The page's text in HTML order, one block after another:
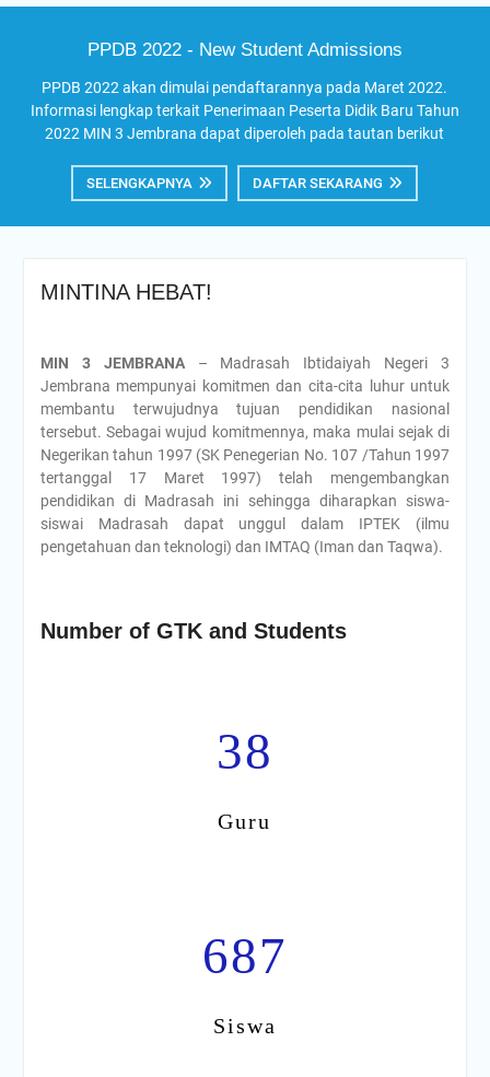
PPDB 2022 - New Student Admissions
PPDB 2022 akan dimulai pendaftarannya pada Maret 2022.
Informasi lengkap terkait Penerimaan Peserta Didik Baru Tahun
2022 MIN 3 Jembrana dapat diperoleh pada tautan berikut
SELENGKAPNYA DAFTAR SEKARANG
MINTINA HEBAT!
MIN 3 JEMBRANA– Madrasah Ibtidaiyah Negeri 3
Jembrana mempunyai komitmen dan cita-cita luhur untuk
membantu terwujudnya tujuan pendidikan nasional
tersebut. Sebagai wujud komitmennya, maka mulai sejak di
Negerikan tahun 1997 (SK Penegerian No. 107 /Tahun 1997
tertanggal 17 Maret 1997) telah mengembangkan
pendidikan di Madrasah ini sehingga diharapkan siswa-
siswai Madrasah dapat unggul dalam IPTEK (ilmu
pengetahuan dan teknologi) dan IMTAQ (Iman dan Taqwa).
Number of GTK and Students
38
Guru
687
Siswa